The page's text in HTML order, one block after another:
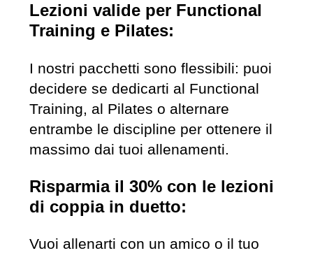
Lezioni valide per Functional
Training e Pilates:
I nostri pacchetti sono flessibili: puoi
decidere se dedicarti al Functional
Training, al Pilates o alternare
entrambe le discipline per ottenere il
massimo dai tuoi allenamenti.
Risparmia il 30% con le lezioni
di coppia in duetto:
Vuoi allenarti con un amico o il tuo